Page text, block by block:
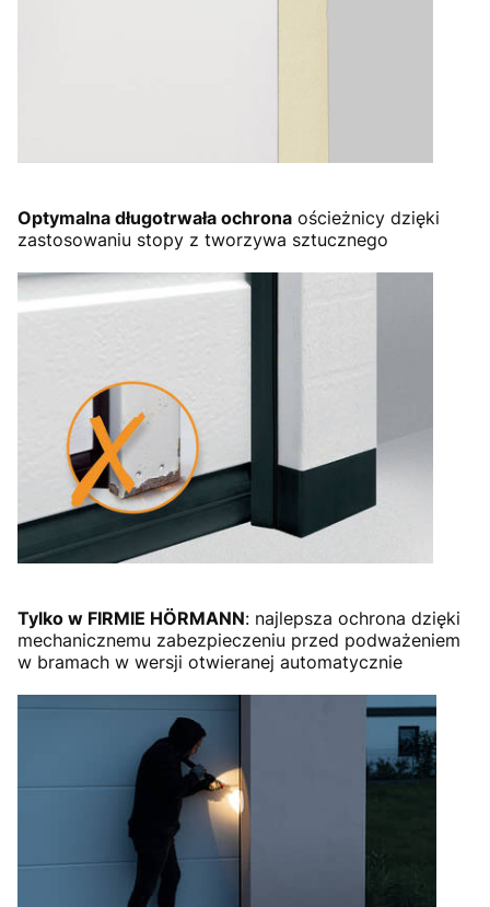
Optymalna długotrwała ochrona ościeżnicy dzięki
zastosowaniu stopy z tworzywa sztucznego
Tylko w FIRMIE HÖRMANN: najlepsza ochrona dzięki
mechanicznemu zabezpieczeniu przed podważeniem
w bramach w wersji otwieranej automatycznie